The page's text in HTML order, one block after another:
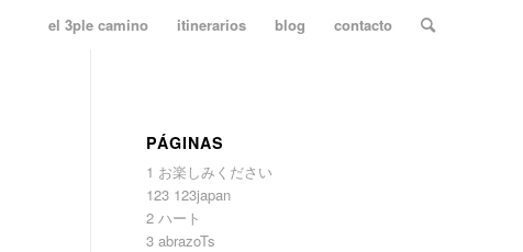
el 3ple camino itinerarios blog contacto
PÁGINAS
1 お楽しみください
123 123japan
2 ハート
3 abrazoTs